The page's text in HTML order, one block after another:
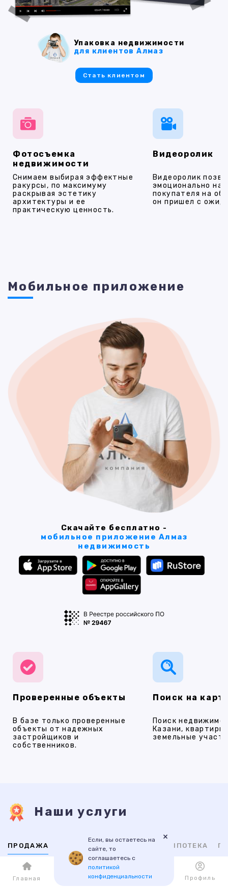
Фотосъемка
недвижимости
Снимаем выбирая эффектные
ракурсы, по максимуму
раскрывая эстетику
архитектуры и ее
практическую ценность.
Видеоролик
Видеоролик
эмоционально
покупателя на
он пришел с
Упаковка недвижимости
для клиентов Алмаз
Стать клиентом
Мобильное приложение
Скачайте бесплатно -
мобильное приложение Алмаз
недвижимость
Проверенные объекты
В базе только проверенные
объекты от надежных
застройщиков и
собственников.
Поиск на
Поиск
Казани,
земельные
Наши услуги
ПРОДАЖА ИПОТЕКА
ВТОРИЧНАЯ НОВОСТРОЙКИ
Если, вы остаетесь на
сайте, то
соглашаетесь с
политикой
конфиденциальности
×
Главная Каталог Избранное Профиль